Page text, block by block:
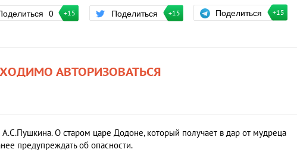
0 +15 Поделиться +15 Поделиться +15
АВТОРИЗОВАТЬСЯ
О старом царе Додоне, который получает в дар от мудреца
предупреждать об опасности.